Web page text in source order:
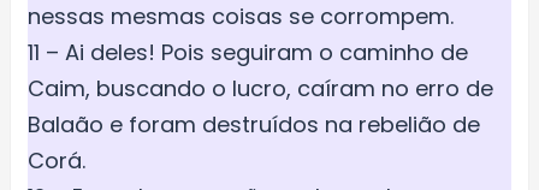
nessas mesmas coisas se corrompem.
11 – Ai deles! Pois seguiram o caminho de
Caim, buscando o lucro, caíram no erro de
Balaão e foram destruídos na rebelião de
Corá.